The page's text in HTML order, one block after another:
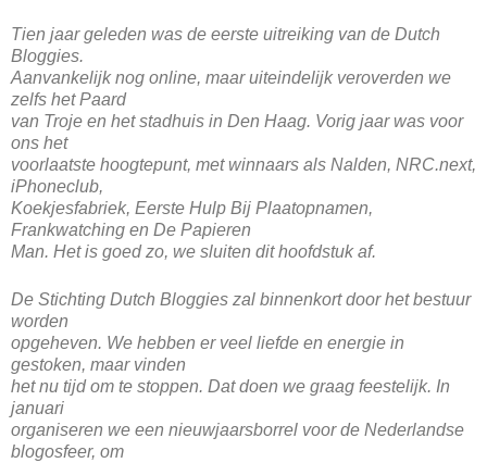
Tien jaar geleden was de eerste uitreiking van de Dutch
Bloggies.
Aanvankelijk nog online, maar uiteindelijk veroverden we
zelfs het Paard
van Troje en het stadhuis in Den Haag. Vorig jaar was voor
ons het
voorlaatste hoogtepunt, met winnaars als Nalden, NRC.next,
iPhoneclub,
Koekjesfabriek, Eerste Hulp Bij Plaatopnamen,
Frankwatching en De Papieren
Man. Het is goed zo, we sluiten dit hoofdstuk af.
De Stichting Dutch Bloggies zal binnenkort door het bestuur
worden
opgeheven. We hebben er veel liefde en energie in
gestoken, maar vinden
het nu tijd om te stoppen. Dat doen we graag feestelijk. In
januari
organiseren we een nieuwjaarsborrel voor de Nederlandse
blogosfeer, om